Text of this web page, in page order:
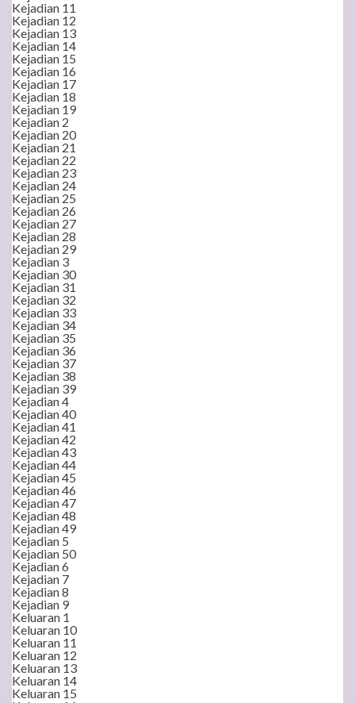
Kejadian 11
Kejadian 12
Kejadian 13
Kejadian 14
Kejadian 15
Kejadian 16
Kejadian 17
Kejadian 18
Kejadian 19
Kejadian 2
Kejadian 20
Kejadian 21
Kejadian 22
Kejadian 23
Kejadian 24
Kejadian 25
Kejadian 26
Kejadian 27
Kejadian 28
Kejadian 29
Kejadian 3
Kejadian 30
Kejadian 31
Kejadian 32
Kejadian 33
Kejadian 34
Kejadian 35
Kejadian 36
Kejadian 37
Kejadian 38
Kejadian 39
Kejadian 4
Kejadian 40
Kejadian 41
Kejadian 42
Kejadian 43
Kejadian 44
Kejadian 45
Kejadian 46
Kejadian 47
Kejadian 48
Kejadian 49
Kejadian 5
Kejadian 50
Kejadian 6
Kejadian 7
Kejadian 8
Kejadian 9
Keluaran 1
Keluaran 10
Keluaran 11
Keluaran 12
Keluaran 13
Keluaran 14
Keluaran 15